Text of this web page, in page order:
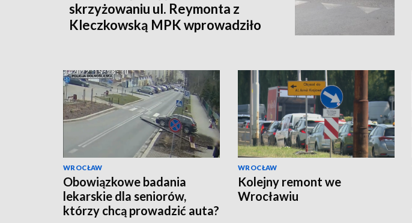
skrzyżowaniu ul. Reymonta z
Kleczkowską MPK wprowadziło
WROCŁAW
Obowiązkowe badania
lekarskie dla seniorów,
którzy chcą prowadzić auta?
WROCŁAW
Kolejny remont we
Wrocławiu